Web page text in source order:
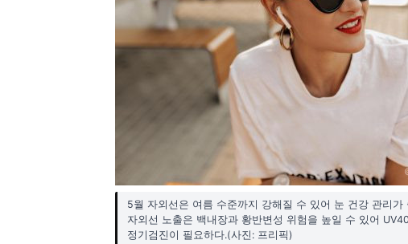
5월 자외선은 여름 수준까지 강해질 수 있어 눈 건강 관리가
자외선 노출은 백내장과 황반변성 위험을 높일 수 있어
정기검진이 필요하다.(사진: 프리픽)